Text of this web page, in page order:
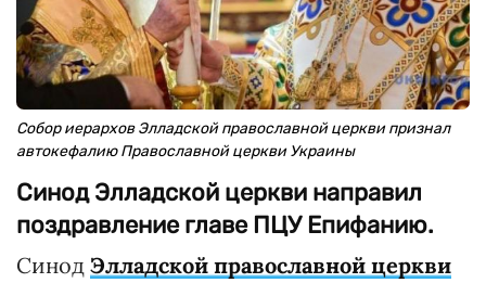
Собор иерархов Элладской православной церкви признал
автокефалию Православной церкви Украины
Синод Элладской церкви направил
поздравление главе ПЦУ Епифанию.
Синод Элладской православной церкви